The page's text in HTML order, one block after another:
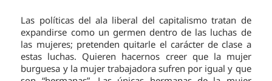
Las políticas del ala liberal del capitalismo tratan de
expandirse como un germen dentro de las luchas de
las mujeres; pretenden quitarle el carácter de clase a
estas luchas. Quieren hacernos creer que la mujer
burguesa y la mujer trabajadora sufren por igual y que